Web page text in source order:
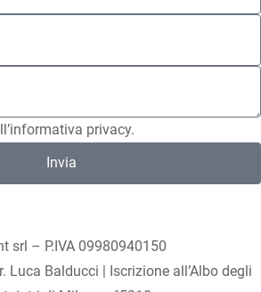
informativa privacy.
Invia
srl – P.IVA 09980940150
Luca Balducci | Iscrizione all’Albo degli